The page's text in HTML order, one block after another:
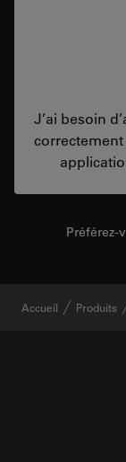
J’ai besoin
Préférez-
Accueil Produits